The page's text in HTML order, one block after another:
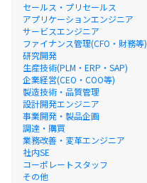
セールス・プリセールス
アプリケーションエンジニア
サービスエンジニア
ファイナンス管理(CFO・財務等)
研究開発
生産技術(PLM・ERP・SAP)
企業経営(CEO・COO等)
製造技術・品質管理
設計開発エンジニア
事業開発・製品企画
調達・購買
業務改善・変革エンジニア
社内SE
コーポレートスタッフ
その他